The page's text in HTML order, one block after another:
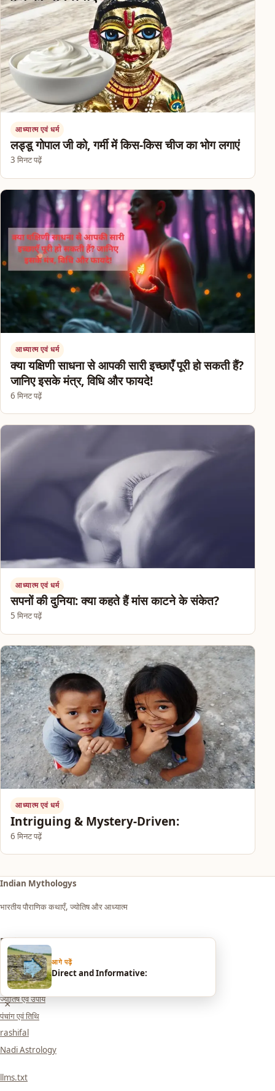
आध्यात्म एवं धर्म
लड्डू गोपाल जी को, गर्मी में किस-किस चीज का भोग लगाएं
3 मिनट पढ़ें
आध्यात्म एवं धर्म
क्या यक्षिणी साधना से आपकी सारी इच्छाएँ पूरी हो सकती हैं?
जानिए इसके मंत्र, विधि और फायदे!
6 मिनट पढ़ें
आध्यात्म एवं धर्म
सपनों की दुनिया: क्या कहते हैं मांस काटने के संकेत?
5 मिनट पढ़ें
आध्यात्म एवं धर्म
Intriguing & Mystery-Driven:
6 मिनट पढ़ें
आगे पढ़ें
Direct and Informative:
×
Indian Mythologys
भारतीय पौराणिक कथाएँ, ज्योतिष और आध्यात्म
Explore
आध्यात्म एवं धर्म
सपनों का मतलब (Dream Meaning)
ज्योतिष एवं उपाय
पंचांग एवं तिथि
rashifal
Nadi Astrology
llms.txt